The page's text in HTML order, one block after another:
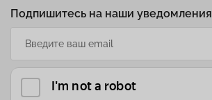
Подпишитесь на наши уведомления